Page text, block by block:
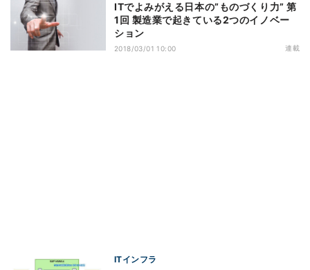
ITでよみがえる日本の”ものづくり力” 第
1回 製造業で起きている2つのイノベー
ション
2018/03/01 10:00 連載
ITインフラ